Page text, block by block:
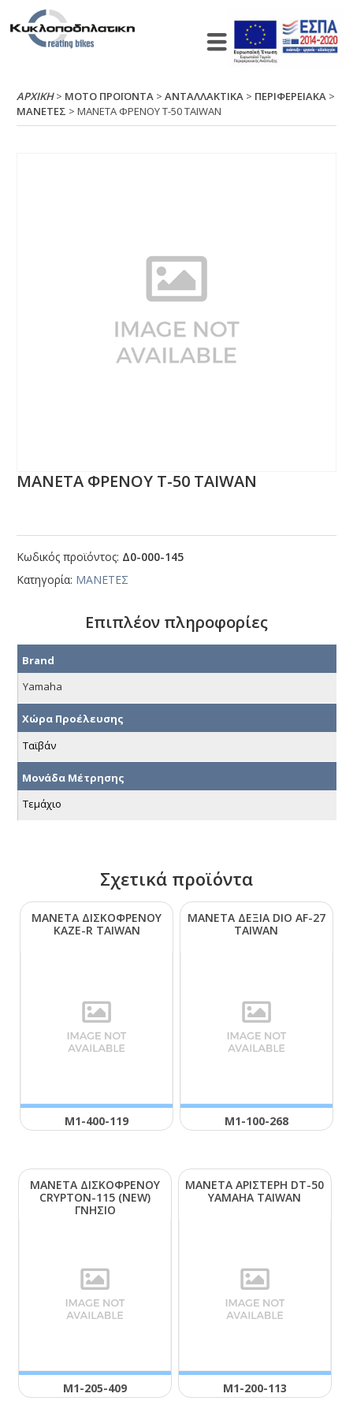
ΑΡΧΙΚΉ> ΜΟΤΟ ΠΡΟΪΟΝΤΑ >ΑΝΤΑΛΛΑΚΤΙΚΑ > ΠΕΡΙΦΕΡΕΙΑΚΑ >
ΜΑΝΕΤΕΣ > ΜΑΝΕΤΑ ΦΡΕΝΟΥ Τ-50 ΤΑΙWΑΝ
ΜΑΝΕΤΑ ΦΡΕΝΟΥ Τ-50 ΤΑΙWΑΝ
Κωδικός προϊόντος: Δ0-000-145
Κατηγορία: ΜΑΝΕΤΕΣ
Επιπλέον πληροφορίες
Brand
Yamaha
Χώρα Προέλευσης
Ταϊβάν
Μονάδα Μέτρησης
Τεμάχιο
Σχετικά προϊόντα
ΜΑΝΕΤΑ ΔΙΣΚΟΦΡΕΝΟΥ
ΚΑΖΕ-R ΤΑΙWΑΝ
Μ1-400-119
ΜΑΝΕΤΑ ΔΕΞΙΑ DΙΟ ΑF-27
ΤΑΙWΑΝ
Μ1-100-268
ΜΑΝΕΤΑ ΔΙΣΚΟΦΡΕΝΟΥ
CRΥΡΤΟΝ-115 (ΝΕW)
ΓΝΗΣΙΟ
Μ1-205-409
ΜΑΝΕΤΑ ΑΡΙΣΤΕΡΗ DΤ-50
ΥΑΜΑΗΑ ΤΑΙWΑΝ
Μ1-200-113